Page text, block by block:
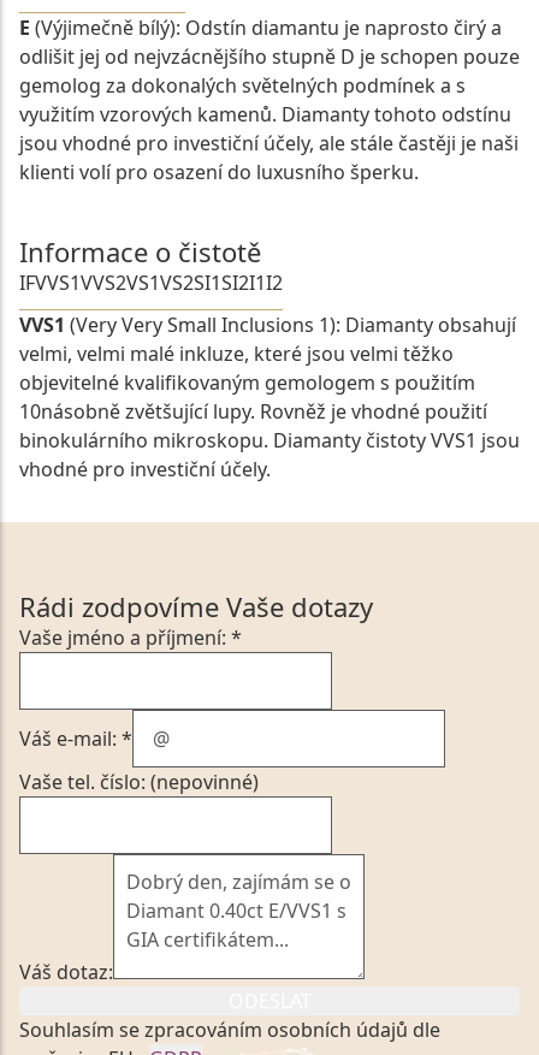
E (Výjimečně bílý): Odstín diamantu je naprosto čirý a
odlišit jej od nejvzácnějšího stupně D je schopen pouze
gemolog za dokonalých světelných podmínek a s
využitím vzorových kamenů. Diamanty tohoto odstínu
jsou vhodné pro investiční účely, ale stále častěji je naši
klienti volí pro osazení do luxusního šperku.
Informace o čistotě
IFVVS1VVS2VS1VS2SI1SI2I1I2
VVS1 (Very Very Small Inclusions 1): Diamanty obsahují
velmi, velmi malé inkluze, které jsou velmi těžko
objevitelné kvalifikovaným gemologem s použitím
10násobně zvětšující lupy. Rovněž je vhodné použití
binokulárního mikroskopu. Diamanty čistoty VVS1 jsou
vhodné pro investiční účely.
Rádi zodpovíme Vaše dotazy
Vaše jméno a příjmení: *
Váš e-mail: *
Vaše tel. číslo: (nepovinné)
Váš dotaz:
Souhlasím se zpracováním osobních údajů dle